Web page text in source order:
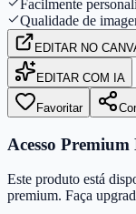
Facilmente
Qualidade de
EDITAR NO
EDITAR COM IA
Favoritar
Acesso Premium
Este produto está
premium. Faça